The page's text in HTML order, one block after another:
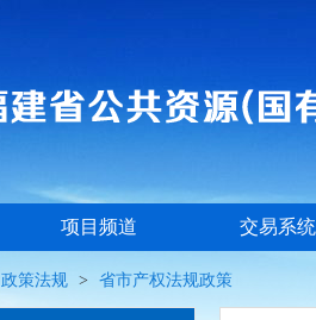
项目频道 交易系统
政策法规 > 省市产权法规政策